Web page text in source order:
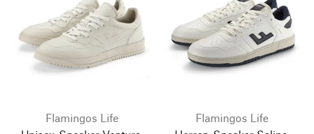
Flamingos Life
Flamingos Life